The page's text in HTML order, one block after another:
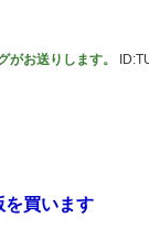
お送りします。
を買います